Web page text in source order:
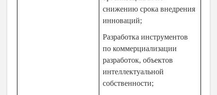
снижению срока внедрения
инноваций;
Разработка инструментов
по коммерциализации
разработок, объектов
интеллектуальной
собственности;